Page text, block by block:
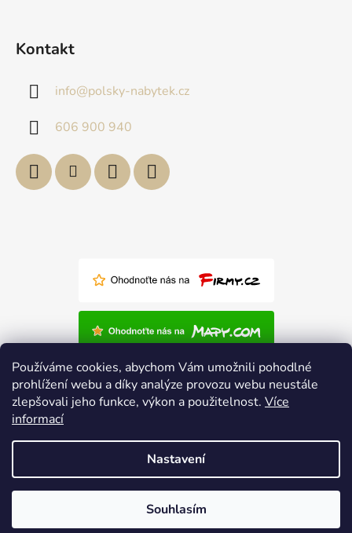
Používáme cookies, abychom Vám umožnili pohodlné
prohlížení webu a díky analýze provozu webu neustále
zlepšovali jeho funkce, výkon a použitelnost. Více
informací
Nastavení
Souhlasím
Kontakt
info@polsky-nabytek.cz
606 900 940
Vytvořil Shoptet
Polský-nábytek.cz